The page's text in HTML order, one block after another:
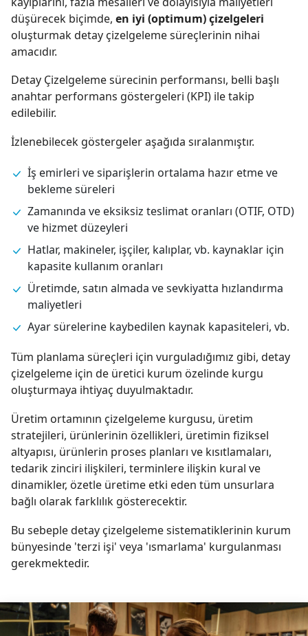
düşürecek biçimde, en iyi (optimum) çizelgeleri
oluşturmak detay çizelgeleme süreçlerinin nihai
amacıdır.
Detay Çizelgeleme sürecinin performansı, belli başlı
anahtar performans göstergeleri (KPI) ile takip
edilebilir.
İzlenebilecek göstergeler aşağıda sıralanmıştır.
İş emirleri ve siparişlerin ortalama hazır etme ve
bekleme süreleri
Zamanında ve eksiksiz teslimat oranları (OTIF, OTD)
ve hizmet düzeyleri
Hatlar, makineler, işçiler, kalıplar, vb. kaynaklar için
kapasite kullanım oranları
Üretimde, satın almada ve sevkiyatta hızlandırma
maliyetleri
Ayar sürelerine kaybedilen kaynak kapasiteleri, vb.
Tüm planlama süreçleri için vurguladığımız gibi, detay
çizelgeleme için de üretici kurum özelinde kurgu
oluşturmaya ihtiyaç duyulmaktadır.
Üretim ortamının çizelgeleme kurgusu, üretim
stratejileri, ürünlerinin özellikleri, üretimin fiziksel
altyapısı, ürünlerin proses planları ve kısıtlamaları,
tedarik zinciri ilişkileri, terminlere ilişkin kural ve
dinamikler, özetle üretime etki eden tüm unsurlara
bağlı olarak farklılık gösterecektir.
Bu sebeple detay çizelgeleme sistematiklerinin kurum
bünyesinde 'terzi işi' veya 'ısmarlama' kurgulanması
gerekmektedir.